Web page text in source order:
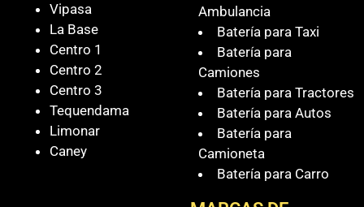
Vipasa
La Base
Centro 1
Centro 2
Centro 3
Tequendama
Limonar
Caney
Ambulancia
Batería para Taxi
Batería para
Camiones
Batería para Tractores
Batería para Autos
Batería para
Camioneta
Batería para Carro